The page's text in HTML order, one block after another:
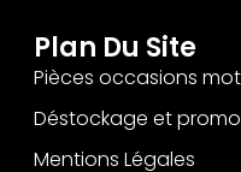
Plan Du Site
Pièces occasions
Déstockage et
Mentions Légales